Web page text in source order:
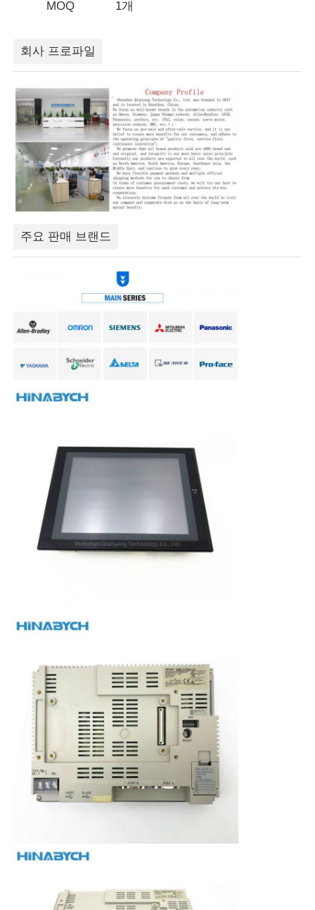
공장 투어
품질 관리
연락처
견적 요청
가변 주파수 드라이브
로봇 관절 모터
휴먼 머신 인터페이스
기어 하강기
AC 서보 모터
MOQ
1개
회사 프로파일
주요 판매 브랜드